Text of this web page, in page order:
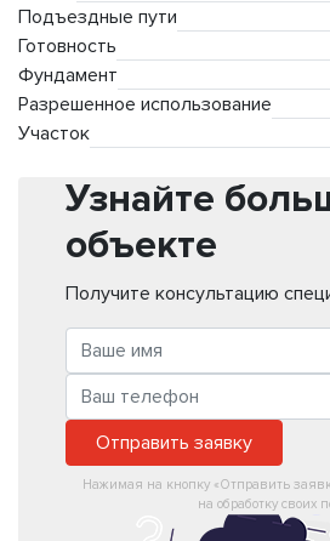
Подъездные пути
Готовность
Фундамент
Разрешенное использование
Участок
Узнайте
объекте
Получите консультацию
Отправить заявку
Нажимая на кнопку «Отправить
на обработку своих